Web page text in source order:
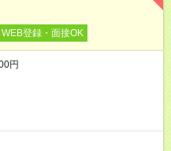
WEB登録・面接OK
円